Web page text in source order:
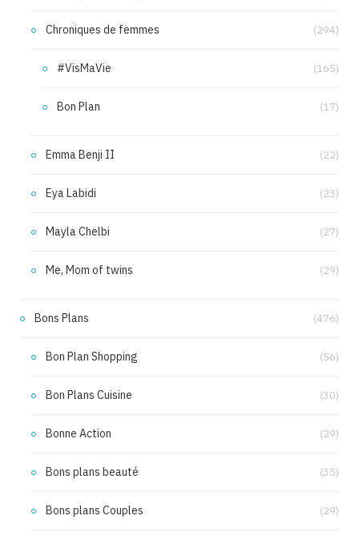
Chroniques de femmes (294)
#VisMaVie (165)
Bon Plan (17)
Emma Benji II (22)
Eya Labidi (23)
Mayla Chelbi (27)
Me, Mom of twins (29)
Bons Plans (476)
Bon Plan Shopping (56)
Bon Plans Cuisine (30)
Bonne Action (29)
Bons plans beauté (35)
Bons plans Couples (29)